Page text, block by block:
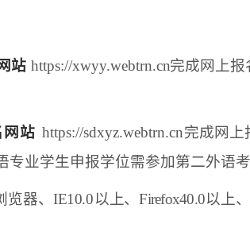
站 https://xwyy.webtrn.cn完成网上报
站 https://sdxyz.webtrn.cn完成网上
专业学生申报学位需参加第二外语考
览器、IE10.0以上、Firefox40.0以上